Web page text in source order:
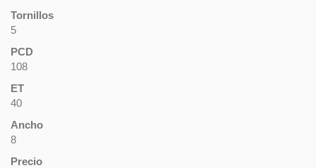
Tornillos
5
PCD
108
ET
40
Ancho
8
Precio